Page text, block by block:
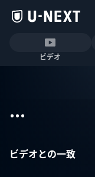
ビデオ
...
ビデオとの一致